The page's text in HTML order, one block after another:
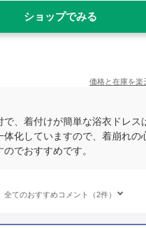
ショップでみる
価格と在庫を楽
で、着付けが簡単な浴衣ドレス
体化していますので、着崩れの
でおすすめです。
全てのおすすめコメント（2件）